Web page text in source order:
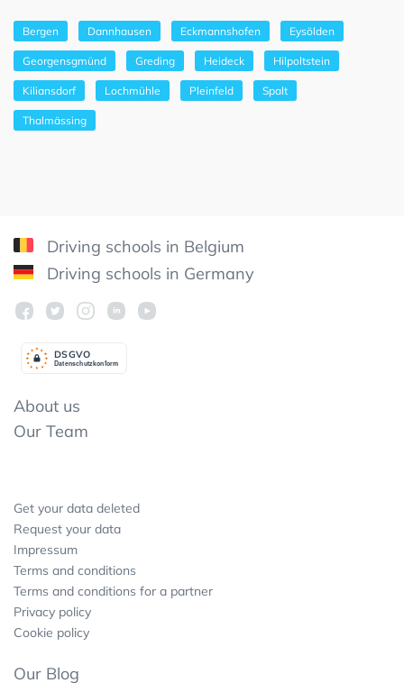
Bergen Dannhausen Eckmannshofen Eysölden
Georgensgmünd Greding Heideck Hilpoltstein
Kiliansdorf Lochmühle Pleinfeld Spalt
Thalmässing
Driving schools in Belgium
Driving schools in Germany
Datenschutzkonform
DSGVO
About us
Our Team
Get your data deleted
Request your data
Impressum
Terms and conditions
Terms and conditions for a partner
Privacy policy
Cookie policy
Our Blog